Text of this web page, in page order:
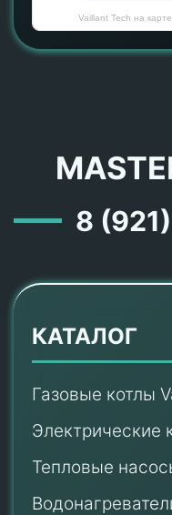
Vaillant Tech на
8
КАТАЛОГ
Газовые котлы
Электрические
Тепловые